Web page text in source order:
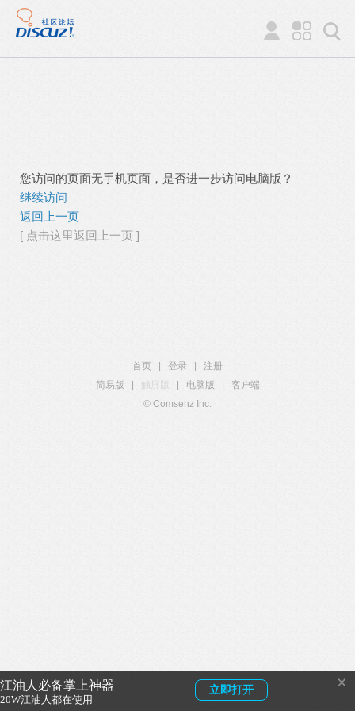
江油人必备掌上神器
20W江油人都在使用
立即打开 ×
您访问的页面无手机页面，是否进一步访问电脑版？
继续访问
返回上一页
[ 点击这里返回上一页 ]
首页 登录
注册
简易版
触屏版 电脑版
客户端
© Comsenz Inc.